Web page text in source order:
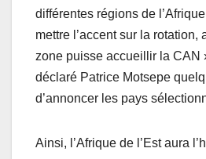
différentes régions de
mettre l’accent sur la rotation,
zone puisse accueillir la CAN
déclaré Patrice Motsepe
d’annoncer les pays
Ainsi, l’Afrique de l’Est aura